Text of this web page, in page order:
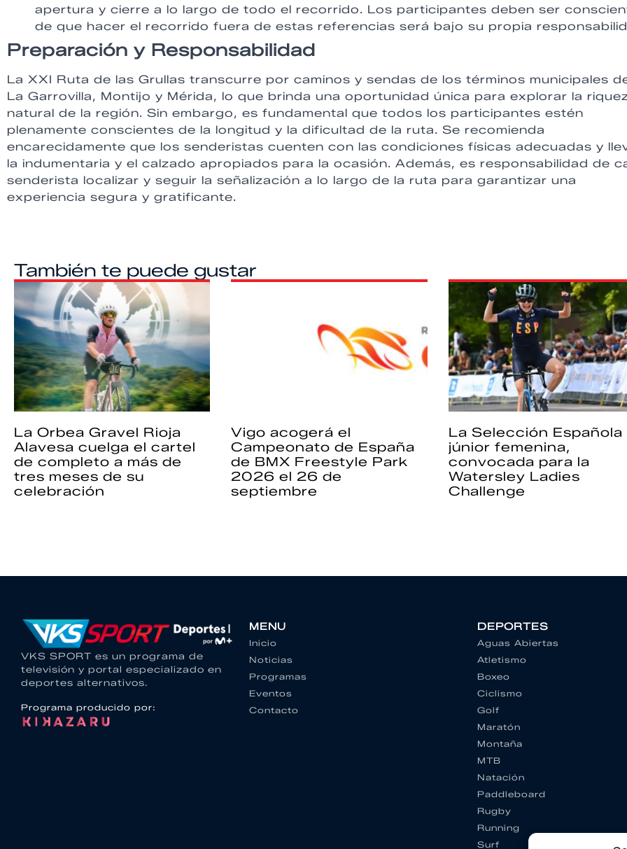
apertura y cierre a lo largo de todo el recorrido. Los participantes deben ser
de que hacer el recorrido fuera de estas referencias será bajo su propia
Preparación y Responsabilidad
La XXI Ruta de las Grullas transcurre por caminos y sendas de los términos municipales
La Garrovilla, Montijo y Mérida, lo que brinda una oportunidad única para explorar la
natural de la región. Sin embargo, es fundamental que todos los participantes estén
plenamente conscientes de la longitud y la dificultad de la ruta. Se recomienda
encarecidamente que los senderistas cuenten con las condiciones físicas adecuadas y
la indumentaria y el calzado apropiados para la ocasión. Además, es responsabilidad de
senderista localizar y seguir la señalización a lo largo de la ruta para garantizar una
experiencia segura y gratificante.
También te puede gustar
La Orbea Gravel Rioja
Alavesa cuelga el cartel
de completo a más de
tres meses de su
celebración
Vigo acogerá el
Campeonato de España
de BMX Freestyle Park
2026 el 26 de
septiembre
La Selección Española
júnior femenina,
convocada para la
Watersley Ladies
Challenge
VKS SPORT es un programa de
televisión y portal especializado en
deportes alternativos.
Programa producido por:
MENU
Inicio
Noticias
Programas
Eventos
Contacto
DEPORTES
Aguas Abiertas
Atletismo
Boxeo
Ciclismo
Golf
Maratón
Montaña
MTB
Natación
Paddleboard
Rugby
Running
Surf